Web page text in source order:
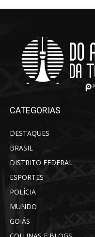
CATEGORIAS
DESTAQUES
BRASIL
DISTRITO FEDERAL
ESPORTES
POLÍCIA
MUNDO
GOIÁS